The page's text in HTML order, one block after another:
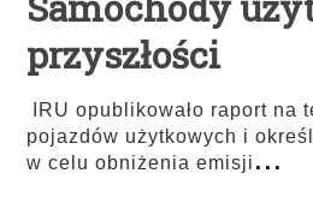
przyszłości
IRU opublikowało raport na
pojazdów użytkowych i
w celu obniżenia emisji ...